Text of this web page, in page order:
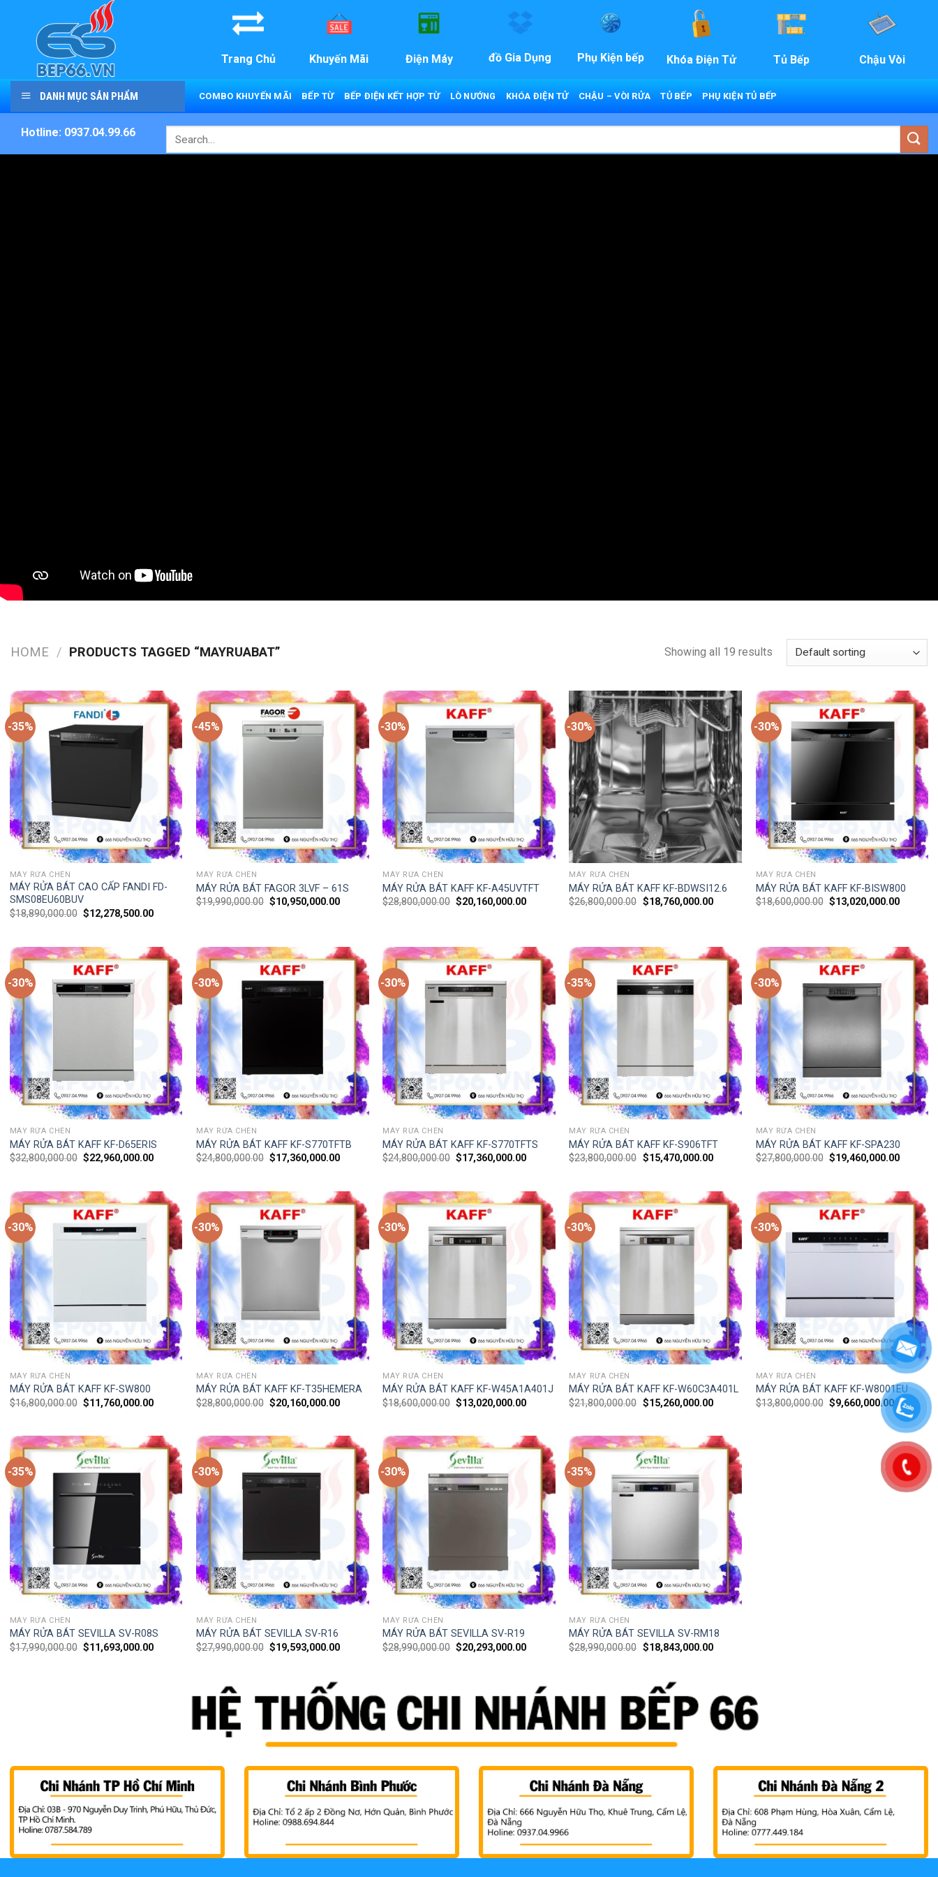
content
Trang Chủ
Khuyến Mãi Điện Máy đồ Gia Dụng Phụ Kiện bếp Khóa Điện Tử Tủ Bếp Chậu Vòi
DANH MỤC SẢN PHẨM COMBO KHUYẾN MÃI BẾP TỪ BẾP ĐIỆN KẾT HỢP TỪ LÒ NƯỚNG KHÓA ĐIỆN TỬ CHẬU – VÒI RỬA TỦ BẾP PHỤ KIỆN TỦ BẾP
Hotline: 0937.04.99.66
Search
for:
HOME / PRODUCTS TAGGED “MAYRUABAT” Showing all 19 results
-35%
MÁY RỬA CHÉN
MÁY RỬA BÁT CAO CẤP FANDI FD-
SMS08EU60BUV
$18,890,000.00 $12,278,500.00
-45%
MÁY RỬA CHÉN
MÁY RỬA BÁT FAGOR 3LVF – 61S
$19,990,000.00 $10,950,000.00
-30%
MÁY RỬA CHÉN
MÁY RỬA BÁT KAFF KF-A45UVTFT
$28,800,000.00 $20,160,000.00
-30%
MÁY RỬA CHÉN
MÁY RỬA BÁT KAFF KF-BDWSI12.6
$26,800,000.00 $18,760,000.00
-30%
MÁY RỬA CHÉN
MÁY RỬA BÁT KAFF KF-BISW800
$18,600,000.00 $13,020,000.00
-30%
MÁY RỬA CHÉN
MÁY RỬA BÁT KAFF KF-D65ERIS
$32,800,000.00 $22,960,000.00
-30%
MÁY RỬA CHÉN
MÁY RỬA BÁT KAFF KF-S770TFTB
$24,800,000.00 $17,360,000.00
-30%
MÁY RỬA CHÉN
MÁY RỬA BÁT KAFF KF-S770TFTS
$24,800,000.00 $17,360,000.00
-35%
MÁY RỬA CHÉN
MÁY RỬA BÁT KAFF KF-S906TFT
$23,800,000.00 $15,470,000.00
-30%
MÁY RỬA CHÉN
MÁY RỬA BÁT KAFF KF-SPA230
$27,800,000.00 $19,460,000.00
-30%
MÁY RỬA CHÉN
MÁY RỬA BÁT KAFF KF-SW800
$16,800,000.00 $11,760,000.00
-30%
MÁY RỬA CHÉN
MÁY RỬA BÁT KAFF KF-T35HEMERA
$28,800,000.00 $20,160,000.00
-30%
MÁY RỬA CHÉN
MÁY RỬA BÁT KAFF KF-W45A1A401J
$18,600,000.00 $13,020,000.00
-30%
MÁY RỬA CHÉN
MÁY RỬA BÁT KAFF KF-W60C3A401L
$21,800,000.00 $15,260,000.00
-30%
MÁY RỬA CHÉN
MÁY RỬA BÁT KAFF KF-W8001EU
$13,800,000.00 $9,660,000.00
-35%
MÁY RỬA CHÉN
MÁY RỬA BÁT SEVILLA SV-R08S
$17,990,000.00 $11,693,000.00
-30%
MÁY RỬA CHÉN
MÁY RỬA BÁT SEVILLA SV-R16
$27,990,000.00 $19,593,000.00
-30%
MÁY RỬA CHÉN
MÁY RỬA BÁT SEVILLA SV-R19
$28,990,000.00 $20,293,000.00
-35%
MÁY RỬA CHÉN
MÁY RỬA BÁT SEVILLA SV-RM18
$28,990,000.00 $18,843,000.00